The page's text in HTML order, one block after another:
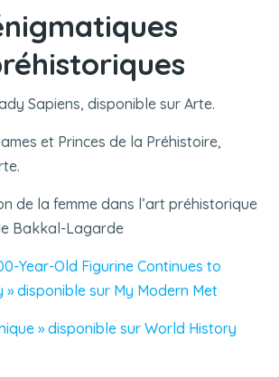
Sapiens, disponible sur Arte.
et Princes de la Préhistoire,
de la femme dans l’art préhistorique
Bakkal-Lagarde
Year-Old Figurine Continues to
disponible sur My Modern Met
» disponible sur World History